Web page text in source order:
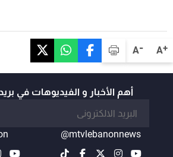
A+
A-
أهم الأخبار و الفيديوهات في
@mtvlebanonnews